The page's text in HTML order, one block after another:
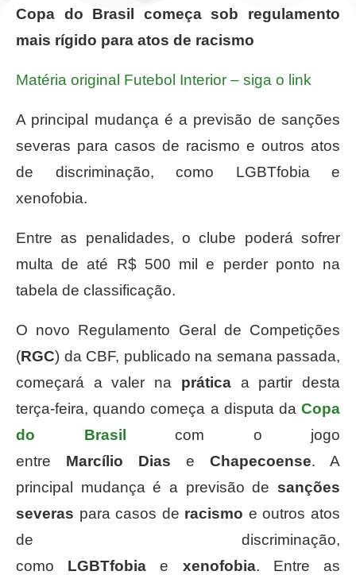
Copa do Brasil começa sob regulamento
mais rígido para atos de racismo
Matéria original Futebol Interior – siga o link
A principal mudança é a previsão de sanções
severas para casos de racismo e outros atos
de discriminação, como LGBTfobia e
xenofobia.
Entre as penalidades, o clube poderá sofrer
multa de até R$ 500 mil e perder ponto na
tabela de classificação.
O novo Regulamento Geral de Competições
(RGC) da CBF, publicado na semana passada,
começará a valer na prática a partir desta
terça-feira, quando começa a disputa da Copa
do Brasil
com o jogo
entre Marcílio Dias e Chapecoense. A
principal mudança é a previsão de sanções
severas para casos de racismo e outros atos
de discriminação,
como LGBTfobia e xenofobia. Entre as